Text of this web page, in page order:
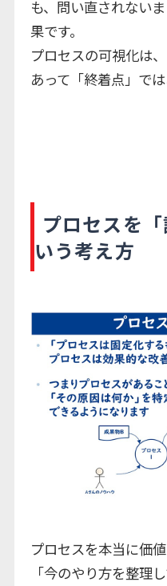
も、問い直されない
果です。
プロセスの可視化は
あって「終着点」では
プロセスを
いう考え方
プロセスを本当に価
「今のやり方を整理